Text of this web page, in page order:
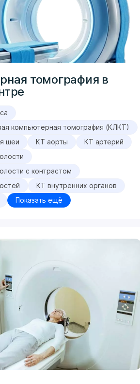
томография в
компьютерная томография (КЛКТ)
шеи
КТ аорты
КТ артерий
с контрастом
КТ внутренних органов
Показать ещё